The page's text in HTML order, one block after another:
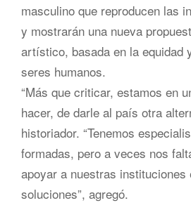
masculino que reproducen las
y mostrarán una nueva
artístico, basada en la equidad
seres humanos.
“Más que criticar, estamos en
hacer, de darle al país otra
historiador. “Tenemos
formadas, pero a veces nos
apoyar a nuestras instituciones
soluciones”, agregó.